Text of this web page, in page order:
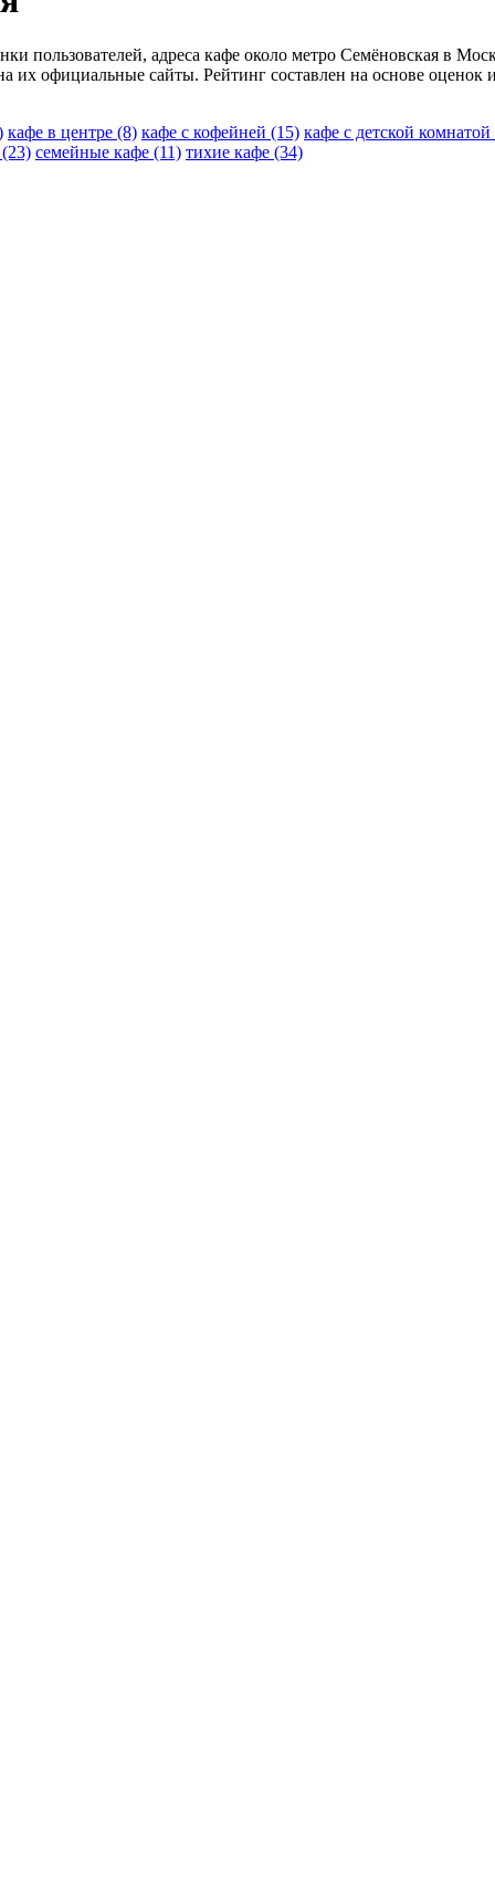
пользователей, адреса кафе около метро Семёновская в
их официальные сайты. Рейтинг составлен на основе оценок
кафе в центре (8) кафе с кофейней (15) кафе с детской комнатой
(23) семейные кафе (11) тихие кафе (34)